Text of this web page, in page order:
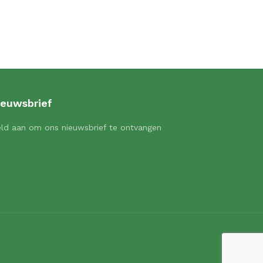
aan om ons nieuwsbrief te ontvangen